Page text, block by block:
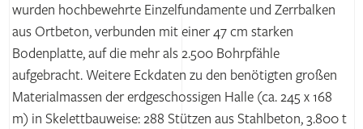
wurden hochbewehrte Einzelfundamente und Zerrbalken
aus Ortbeton, verbunden mit einer 47 cm starken
Bodenplatte, auf die mehr als 2.500 Bohrpfähle
aufgebracht. Weitere Eckdaten zu den benötigten großen
Materialmassen der erdgeschossigen Halle (ca. 245 x 168
m) in Skelettbauweise: 288 Stützen aus Stahlbeton, 3.800 t